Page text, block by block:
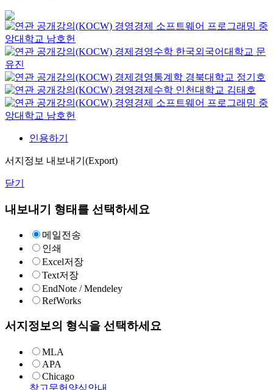
경영경제 소프트웨어 프로그래밍 중
앙대학교 남호헌
경제경영수학 한국외국어대학교 문
유진
경제경영통계학 경북대학교 정기호
경영경제수학 인천대학교 김태호
경영경제 소프트웨어 프로그래밍 중
앙대학교 남호헌
인용하기
서지정보 내보내기(Export)
닫기
내보내기 형태를 선택하세요
메일전송
인쇄
Excel저장
Text저장
EndNote / Mendeley
RefWorks
서지정보의 형식을 선택하세요
MLA
APA
Chicago
참고문헌양식안내